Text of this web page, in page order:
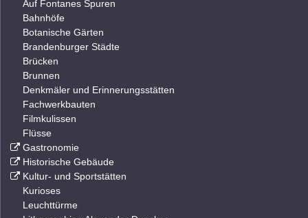
Auf Fontanes Spuren
Bahnhöfe
Botanische Gärten
Brandenburger Städte
Brücken
Brunnen
Denkmäler und Erinnerungsstätten
Fachwerkbauten
Filmkulissen
Flüsse
Gastronomie
Historische Gebäude
Kultur- und Sportstätten
Kurioses
Leuchttürme